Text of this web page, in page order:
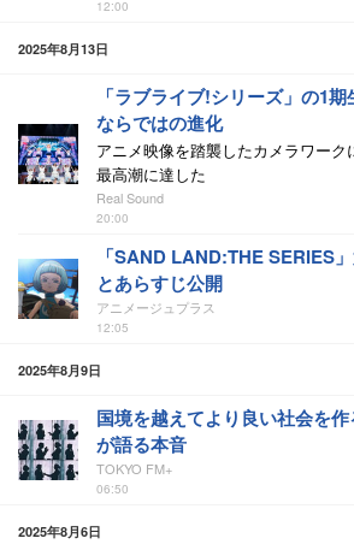
12:00
2025年8月13日
「ラブライブ!シリーズ」の1
ならではの進化
アニメ映像を踏襲したカメラワー
最高潮に達した
Real Sound
20:00
「SAND LAND:THE SERIES
とあらすじ公開
アニメージュプラス
12:05
2025年8月9日
国境を越えてより良い社会を
が語る本音
TOKYO FM+
06:50
2025年8月6日